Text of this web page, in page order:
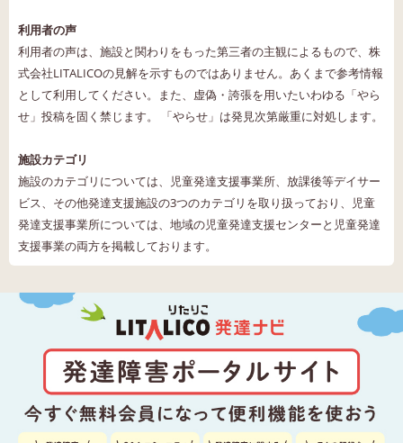
利用者の声
利用者の声は、施設と関わりをもった第三者の主観によるもので、株
式会社LITALICOの見解を示すものではありません。あくまで参考情報
として利用してください。また、虚偽・誇張を用いたいわゆる「やら
せ」投稿を固く禁じます。 「やらせ」は発見次第厳重に対処します。
施設カテゴリ
施設のカテゴリについては、児童発達支援事業所、放課後等デイサー
ビス、その他発達支援施設の3つのカテゴリを取り扱っており、児童
発達支援事業所については、地域の児童発達支援センターと児童発達
支援事業の両方を掲載しております。